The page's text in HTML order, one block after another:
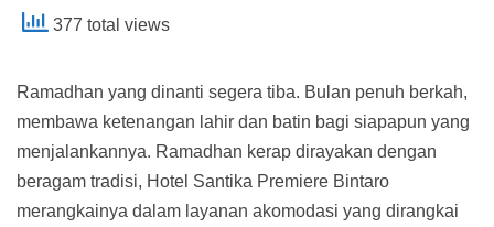
377 total views
Ramadhan yang dinanti segera tiba. Bulan penuh berkah,
membawa ketenangan lahir dan batin bagi siapapun yang
menjalankannya. Ramadhan kerap dirayakan dengan
beragam tradisi, Hotel Santika Premiere Bintaro
merangkainya dalam layanan akomodasi yang dirangkai